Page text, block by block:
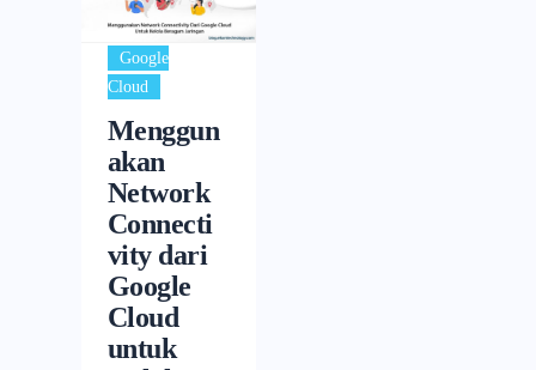
Google
Cloud
Menggun
akan
Network
Connecti
vity dari
Google
Cloud
untuk